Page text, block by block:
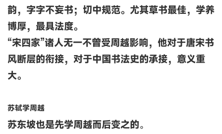
韵，字字不妄书；切中规范。尤其草书最佳，学养
博厚，最具法度。
“宋四家”诸人无一不曾受周越影响，他对于唐宋书
风断层的衔接，对于中国书法史的承接，意义重
大。
苏轼学周越
苏东坡也是先学周越而后变之的。